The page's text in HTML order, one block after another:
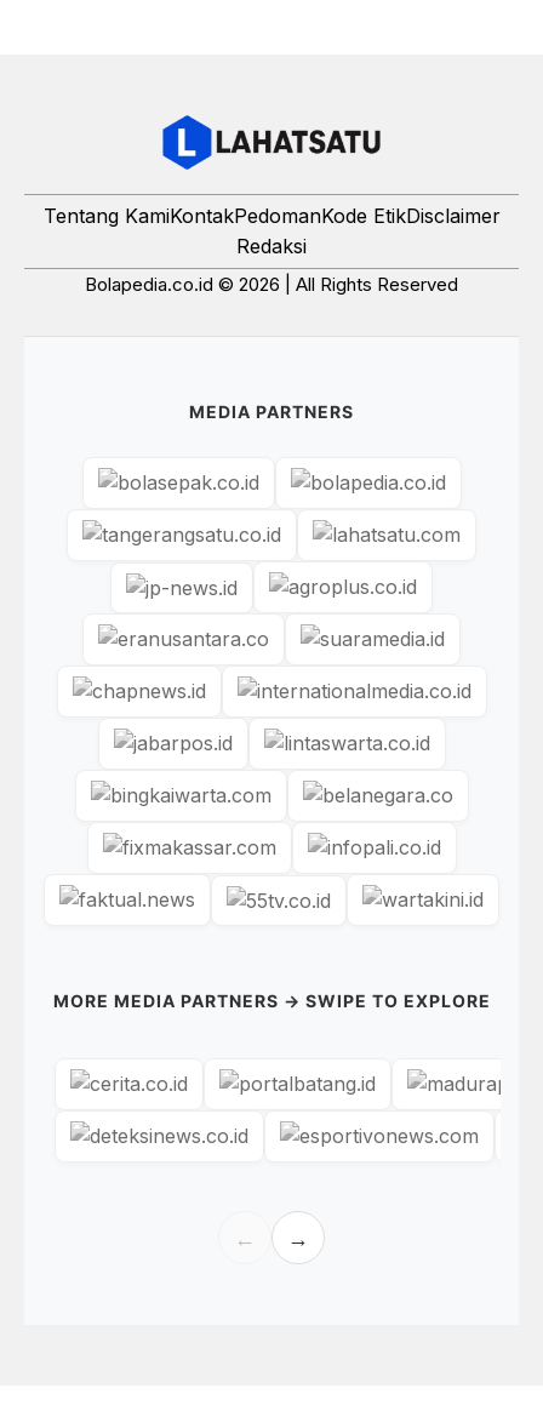
Tentang KamiKontakPedomanKode EtikDisclaimer
Redaksi
Bolapedia.co.id © 2026 | All Rights Reserved
MEDIA PARTNERS
MORE MEDIA PARTNERS → SWIPE TO EXPLORE
← →